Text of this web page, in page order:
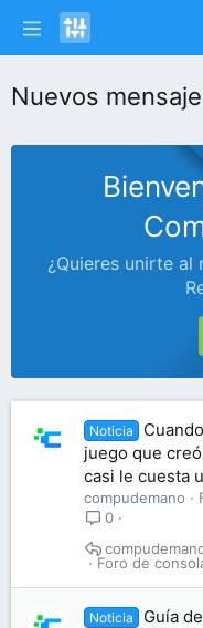
Nuevos
¿Quieres unirte al
Noticia
juego que
casi le cuesta
compudemano
0
Foro de
Noticia
Guía